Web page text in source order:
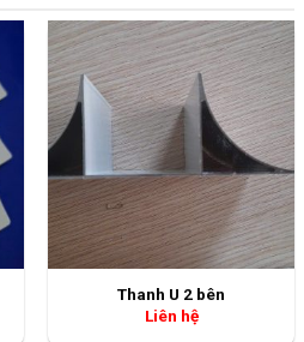
Thanh U 2 bên
Liên hệ